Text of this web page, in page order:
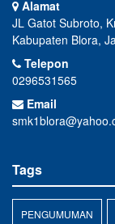
Alamat
JL Gatot Subroto,
Kabupaten Blora,
Telepon
0296531565
Email
Tags
PENGUMUMAN